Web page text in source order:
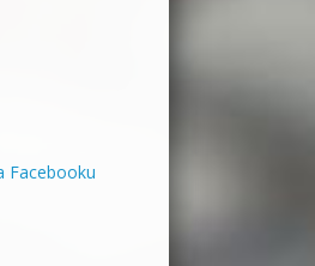
Facebooku